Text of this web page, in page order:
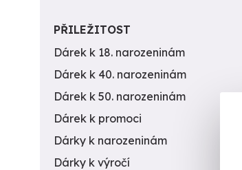
PŘILEŽITOST
Dárek k 18. narozeninám
Dárek k 40. narozeninám
Dárek k 50. narozeninám
Dárek k promoci
Dárky k narozeninám
Dárky k výročí